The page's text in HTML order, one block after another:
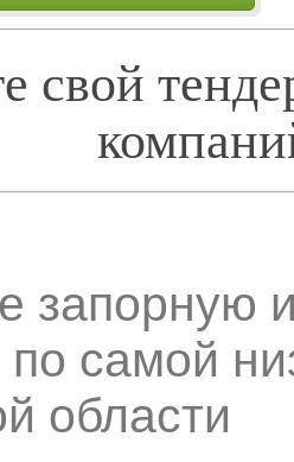
свой
запорную
самой
области